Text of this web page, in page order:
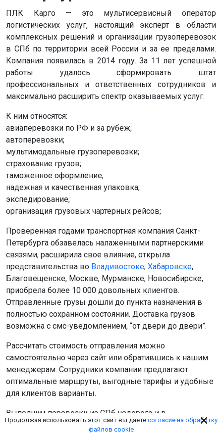
ПЛК Карго — это мультисервисный оператор
логистических услуг, настоящий эксперт в области
комплексных решений и организации грузоперевозок
в СПб по территории всей России и за ее пределами.
Компания появилась в 2014 году. За 11 лет успешной
работы удалось сформировать штат
профессиональных и ответственных сотрудников и
максимально расширить спектр оказываемых услуг.
К ним относятся:
авиаперевозки по РФ и за рубеж;
автоперевозки;
мультимодальные грузоперевозки;
страхование грузов;
таможенное оформление;
надежная и качественная упаковка;
экспедирование;
организация грузовых чартерных рейсов;
Проверенная годами транспортная компания Санкт-
Петербурга обзавелась налаженными партнерскими
связями, расширила свое влияние, открыла
представительства во Владивостоке, Хабаровске,
Благовещенске, Москве, Мурманске, Новосибирске,
приобрела более 10 000 довольных клиентов.
Отправленные грузы дошли до пункта назначения в
полностью сохранном состоянии. Доставка грузов
возможна с смс-уведомлением, “от двери до двери”.
Рассчитать стоимость отправления можно
самостоятельно через сайт или обратившись к нашим
менеджерам. Сотрудники компании предлагают
оптимальные маршруты, выгодные тарифы и удобные
для клиентов варианты.
Выполним перевозки из СПб недорого и в
оговоренные сроки, без задержек и нарушения
Продолжая использовать этот сайт вы даете согласие на обработку
файлов cookie